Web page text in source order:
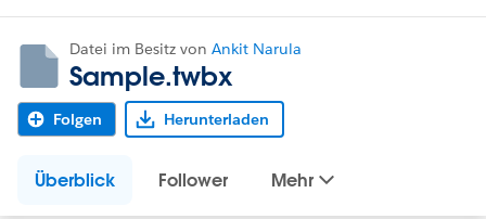
Datei im Besitz von Ankit Narula
Sample.twbx
Folgen Herunterladen
Überblick Follower Mehr